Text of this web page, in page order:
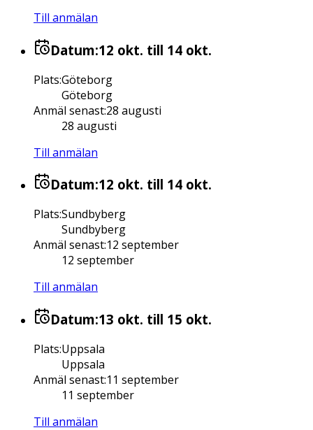
Till anmälan
Datum:12 okt. till 14 okt.
Plats:Göteborg
Göteborg
Anmäl senast:28 augusti
28 augusti
Till anmälan
Datum:12 okt. till 14 okt.
Plats:Sundbyberg
Sundbyberg
Anmäl senast:12 september
12 september
Till anmälan
Datum:13 okt. till 15 okt.
Plats:Uppsala
Uppsala
Anmäl senast:11 september
11 september
Till anmälan